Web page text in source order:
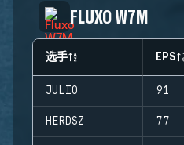
FLUXO W7M
选手 EPS
JULIO 91
HERDSZ 77